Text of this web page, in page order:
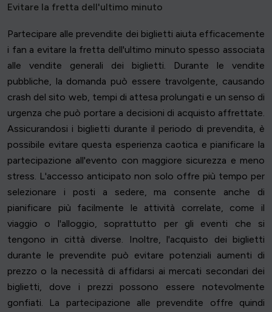
Evitare la fretta dell'ultimo minuto
Partecipare alle prevendite dei biglietti aiuta efficacemente
i fan a evitare la fretta dell'ultimo minuto spesso associata
alle vendite generali dei biglietti. Durante le vendite
pubbliche, la domanda può essere travolgente, causando
crash del sito web, tempi di attesa prolungati e un senso di
urgenza che può portare a decisioni di acquisto affrettate.
Assicurandosi i biglietti durante il periodo di prevendita, è
possibile evitare questa esperienza caotica e pianificare la
partecipazione all'evento con maggiore sicurezza e meno
stress. L'accesso anticipato non solo offre più tempo per
selezionare i posti a sedere, ma consente anche di
pianificare più facilmente le attività correlate, come il
viaggio o l'alloggio, soprattutto per gli eventi che si
tengono in città diverse. Inoltre, l'acquisto dei biglietti
durante le prevendite può evitare potenziali aumenti di
prezzo o la necessità di affidarsi ai mercati secondari dei
biglietti, dove i prezzi possono essere notevolmente
gonfiati. La partecipazione alle prevendite offre quindi